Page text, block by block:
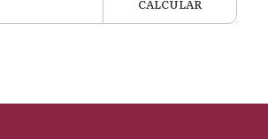
CALCULAR